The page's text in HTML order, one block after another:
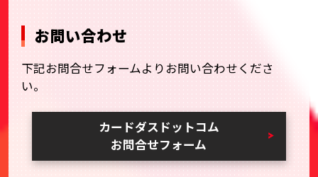
お問い合わせ
下記お問合せフォームよりお問い合わせくださ
い。
カードダスドットコム
お問合せフォーム